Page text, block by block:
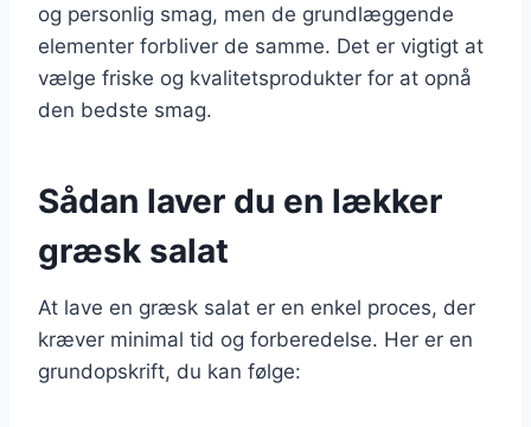
og personlig smag, men de grundlæggende
elementer forbliver de samme. Det er vigtigt at
vælge friske og kvalitetsprodukter for at opnå
den bedste smag.
Sådan laver du en lækker
græsk salat
At lave en græsk salat er en enkel proces, der
kræver minimal tid og forberedelse. Her er en
grundopskrift, du kan følge: